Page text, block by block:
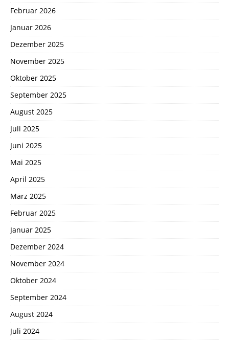
Februar 2026
Januar 2026
Dezember 2025
November 2025
Oktober 2025
September 2025
August 2025
Juli 2025
Juni 2025
Mai 2025
April 2025
März 2025
Februar 2025
Januar 2025
Dezember 2024
November 2024
Oktober 2024
September 2024
August 2024
Juli 2024